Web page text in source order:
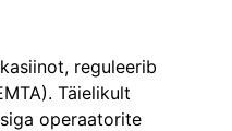
reguleerib
Täielikult
operaatorite